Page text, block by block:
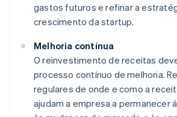
gastos futuros e refinar a
crescimento da startup.
Melhoria contínua
O reinvestimento de receitas
processo contínuo de melhoria.
regulares de onde e como a
ajudam a empresa a permanecer